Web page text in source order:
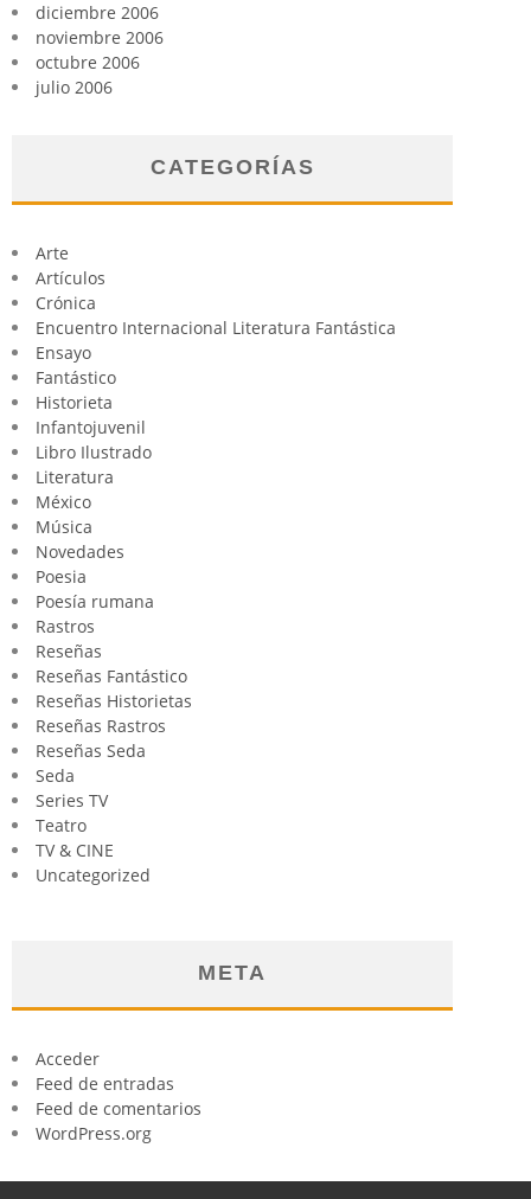
diciembre 2006
noviembre 2006
octubre 2006
julio 2006
CATEGORÍAS
Arte
Artículos
Crónica
Encuentro Internacional Literatura Fantástica
Ensayo
Fantástico
Historieta
Infantojuvenil
Libro Ilustrado
Literatura
México
Música
Novedades
Poesia
Poesía rumana
Rastros
Reseñas
Reseñas Fantástico
Reseñas Historietas
Reseñas Rastros
Reseñas Seda
Seda
Series TV
Teatro
TV & CINE
Uncategorized
META
Acceder
Feed de entradas
Feed de comentarios
WordPress.org